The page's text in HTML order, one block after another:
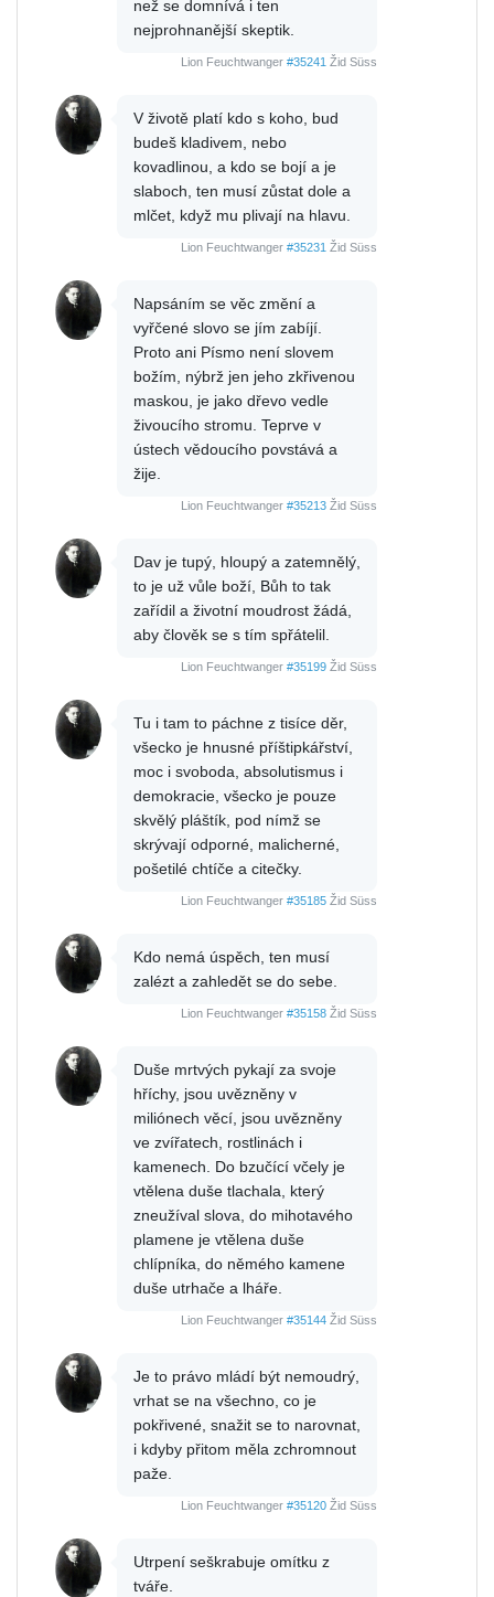
než se domnívá i ten
nejprohnanější skeptik.
Lion Feuchtwanger #35241 Žid Süss
V životě platí kdo s koho, bud
budeš kladivem, nebo
kovadlinou, a kdo se bojí a je
slaboch, ten musí zůstat dole a
mlčet, když mu plivají na hlavu.
Lion Feuchtwanger #35231 Žid Süss
Napsáním se věc změní a
vyřčené slovo se jím zabíjí.
Proto ani Písmo není slovem
božím, nýbrž jen jeho zkřivenou
maskou, je jako dřevo vedle
živoucího stromu. Teprve v
ústech vědoucího povstává a
žije.
Lion Feuchtwanger #35213 Žid Süss
Dav je tupý, hloupý a zatemnělý,
to je už vůle boží, Bůh to tak
zařídil a životní moudrost žádá,
aby člověk se s tím spřátelil.
Lion Feuchtwanger #35199 Žid Süss
Tu i tam to páchne z tisíce děr,
všecko je hnusné příštipkářství,
moc i svoboda, absolutismus i
demokracie, všecko je pouze
skvělý pláštík, pod nímž se
skrývají odporné, malicherné,
pošetilé chtíče a citečky.
Lion Feuchtwanger #35185 Žid Süss
Kdo nemá úspěch, ten musí
zalézt a zahledět se do sebe.
Lion Feuchtwanger #35158 Žid Süss
Duše mrtvých pykají za svoje
hříchy, jsou uvězněny v
miliónech věcí, jsou uvězněny
ve zvířatech, rostlinách i
kamenech. Do bzučící včely je
vtělena duše tlachala, který
zneužíval slova, do mihotavého
plamene je vtělena duše
chlípníka, do němého kamene
duše utrhače a lháře.
Lion Feuchtwanger #35144 Žid Süss
Je to právo mládí být nemoudrý,
vrhat se na všechno, co je
pokřivené, snažit se to narovnat,
i kdyby přitom měla zchromnout
paže.
Lion Feuchtwanger #35120 Žid Süss
Utrpení seškrabuje omítku z
tváře.